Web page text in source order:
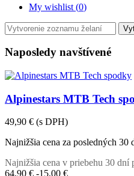
My wishlist (0)
Naposledy navštívené
Alpinestars MTB Tech
49,90 € (s DPH)
Najnižšia cena za posledných 30
Najnižšia cena v priebehu 30 dní
64,90 € -15,00 €